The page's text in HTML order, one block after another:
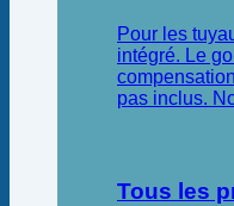
Pour les
intégré. Le
pas inclus.
Tous les